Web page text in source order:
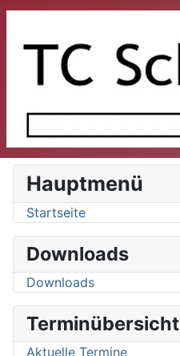
Hauptmenü
Startseite
Downloads
Downloads
Terminübersicht
Aktuelle Termine